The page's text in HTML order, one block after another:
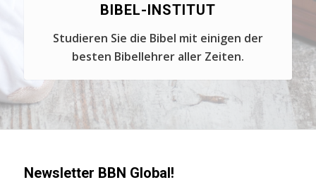
BIBEL-INSTITUT
Studieren Sie die Bibel mit einigen der
besten Bibellehrer aller Zeiten.
Newsletter BBN Global!